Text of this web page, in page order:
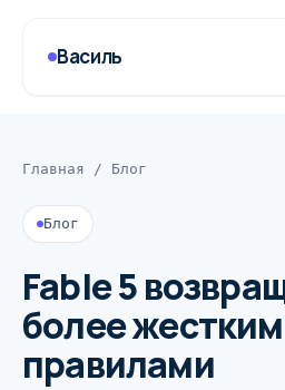
Василь
Главная / Блог
Блог
Fable 5
более
правилами